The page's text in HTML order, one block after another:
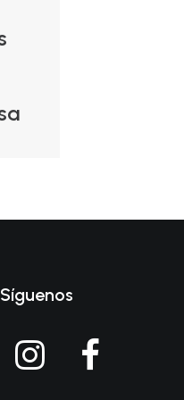
Síguenos